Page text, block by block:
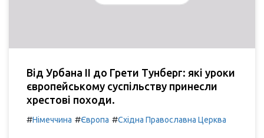
Від Урбана II до Грети Тунберг: які уроки
європейському суспільству принесли
хрестові походи.
#Німеччина #Європа #Східна Православна Церква